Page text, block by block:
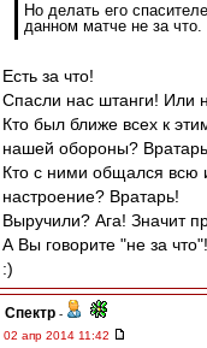
Но делать его
данном матче не за что.
Есть за что!
Спасли нас штанги! Или
Кто был ближе всех к
нашей обороны?
Кто с ними общался всю
настроение? Вратарь!
Выручили? Ага! Значит
А Вы говорите "не за что"!
:)
Спектр -
02 апр 2014 11:42